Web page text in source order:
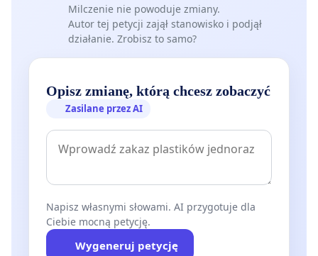
Milczenie nie powoduje zmiany.
Autor tej petycji zajął stanowisko i podjął
działanie. Zrobisz to samo?
Opisz zmianę, którą chcesz zobaczyć
Zasilane przez AI
Napisz własnymi słowami. AI przygotuje dla
Ciebie mocną petycję.
Wygeneruj petycję